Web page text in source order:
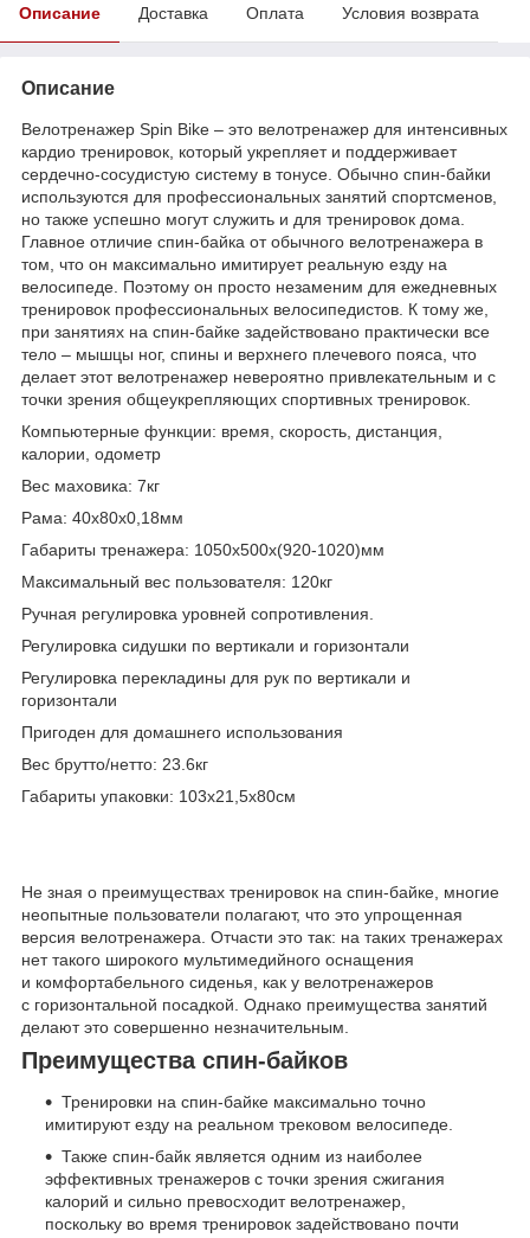
Описание Доставка Оплата Условия возврата
Описание
Велотренажер Spin Bike – это велотренажер для интенсивных
кардио тренировок, который укрепляет и поддерживает
сердечно-сосудистую систему в тонусе. Обычно спин-байки
используются для профессиональных занятий спортсменов,
но также успешно могут служить и для тренировок дома.
Главное отличие спин-байка от обычного велотренажера в
том, что он максимально имитирует реальную езду на
велосипеде. Поэтому он просто незаменим для ежедневных
тренировок профессиональных велосипедистов. К тому же,
при занятиях на спин-байке задействовано практически все
тело – мышцы ног, спины и верхнего плечевого пояса, что
делает этот велотренажер невероятно привлекательным и с
точки зрения общеукрепляющих спортивных тренировок.
Компьютерные функции: время, скорость, дистанция,
калории, одометр
Вес маховика: 7кг
Рама: 40х80х0,18мм
Габариты тренажера: 1050х500х(920-1020)мм
Максимальный вес пользователя: 120кг
Ручная регулировка уровней сопротивления.
Регулировка сидушки по вертикали и горизонтали
Регулировка перекладины для рук по вертикали и
горизонтали
Пригоден для домашнего использования
Вес брутто/нетто: 23.6кг
Габариты упаковки: 103х21,5х80см
Не зная о преимуществах тренировок на спин-байке, многие
неопытные пользователи полагают, что это упрощенная
версия велотренажера. Отчасти это так: на таких тренажерах
нет такого широкого ­мультимедийного оснащения
и комфортабельного сиденья, как у велотренажеров
с горизонтальной посадкой. Однако преимущества занятий
делают это совершенно незначительным.
Преимущества спин-байков
Тренировки на спин-байке максимально точно
имитируют езду на реальном трековом велосипеде.
Также спин-байк является одним из наиболее
эффективных тренажеров с точки зрения сжигания
калорий и сильно превосходит велотренажер,
поскольку во время тренировок задействовано почти